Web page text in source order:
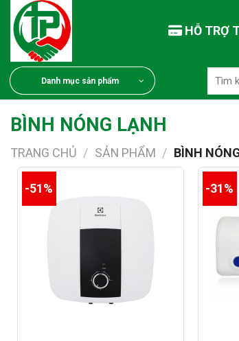
Chuyển
đến
dung
HỖ TRỢ
Danh mục sản phẩm
kiếm:
BÌNH NÓNG LẠNH
TRANG CHỦ / SẢN PHẨM / BÌNH
-51% -31%